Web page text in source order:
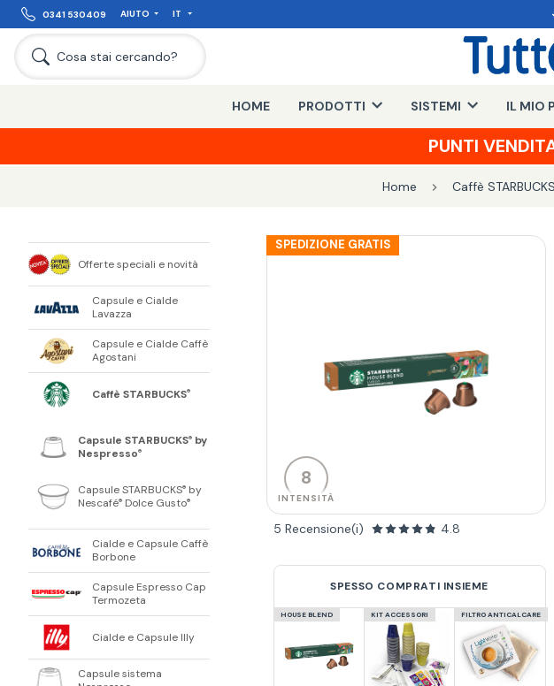
0341 530409 AIUTO IT
Cosa stai cercando?
HOME PRODOTTI SISTEMI IL MIO
PUNTI
Home Caffè STARBUCKS
Offerte speciali e novità
Capsule e Cialde
Lavazza
Capsule e Cialde Caffè
Agostani
Caffè STARBUCKS®
Capsule STARBUCKS® by
Nespresso®
Capsule STARBUCKS® by
Nescafé® Dolce Gusto®
Cialde e Capsule Caffè
Borbone
Capsule Espresso Cap
Termozeta
Cialde e Capsule Illy
Capsule sistema
SPEDIZIONE GRATIS
8
INTENSITÀ
5 Recensione(i) 4.8
SPESSO COMPRATI INSIEME
HOUSE BLEND KIT ACCESSORI FILTRO ANTICALCARE